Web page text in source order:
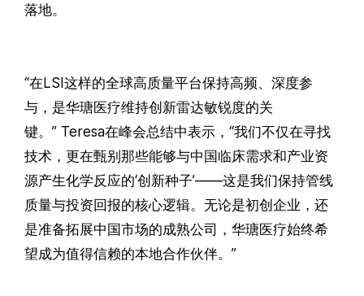
落地。
“在LSI这样的全球高质量平台保持高频、深度参
与，是华瑭医疗维持创新雷达敏锐度的关
键。” Teresa在峰会总结中表示，“我们不仅在寻找
技术，更在甄别那些能够与中国临床需求和产业资
源产生化学反应的‘创新种子’——这是我们保持管线
质量与投资回报的核心逻辑。无论是初创企业，还
是准备拓展中国市场的成熟公司， 华瑭医疗始终希
望成为值得信赖的本地合作伙伴。”